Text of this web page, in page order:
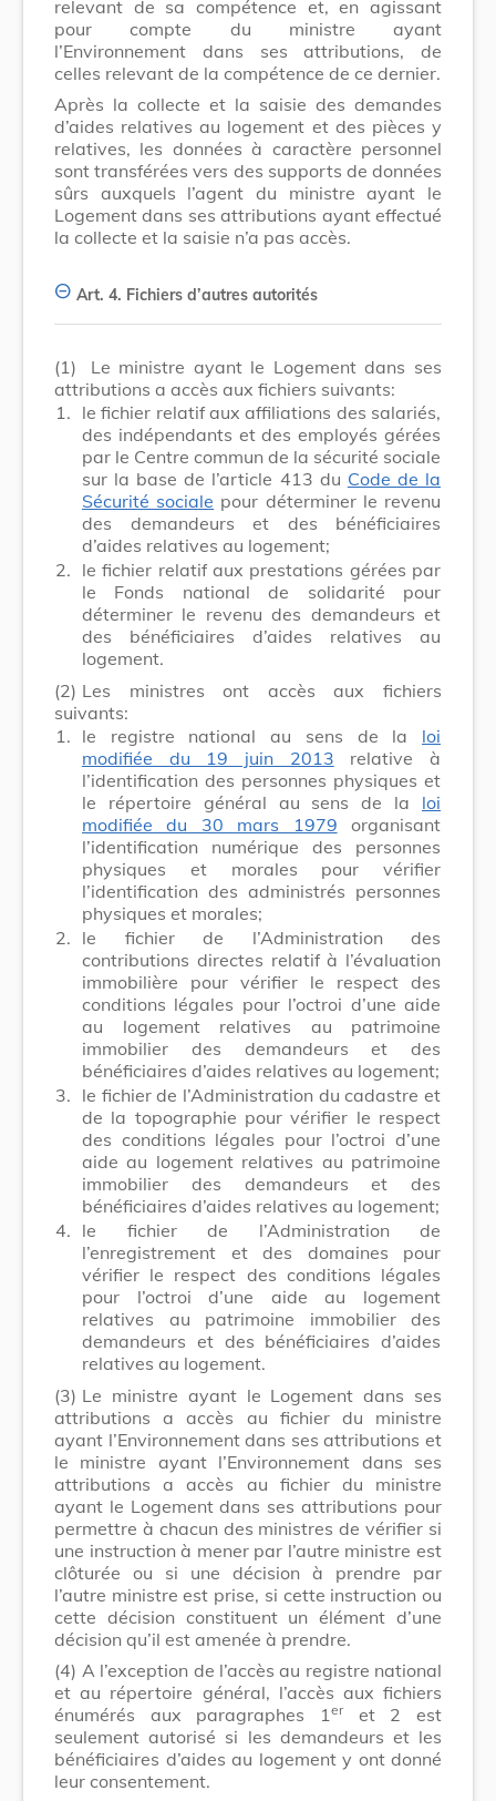
relevant de sa compétence et, en agissant
pour compte du ministre ayant
l’Environnement dans ses attributions, de
celles relevant de la compétence de ce dernier.
Après la collecte et la saisie des demandes
d’aides relatives au logement et des pièces y
relatives, les données à caractère personnel
sont transférées vers des supports de données
sûrs auxquels l’agent du ministre ayant le
Logement dans ses attributions ayant effectué
la collecte et la saisie n’a pas accès.
Art. 4. Fichiers d’autres autorités
(1)
Le ministre ayant le Logement dans ses
attributions a accès aux fichiers suivants:
1. le fichier relatif aux affiliations des salariés,
des indépendants et des employés gérées
par le Centre commun de la sécurité sociale
sur la base de l’article 413 du Code de la
Sécurité sociale pour déterminer le revenu
des demandeurs et des bénéficiaires
d’aides relatives au logement;
2. le fichier relatif aux prestations gérées par
le Fonds national de solidarité pour
déterminer le revenu des demandeurs et
des bénéficiaires d’aides relatives au
logement.
(2) Les ministres ont accès aux fichiers
suivants:
1. le registre national au sens de la loi
modifiée du 19 juin 2013 relative à
l’identification des personnes physiques et
le répertoire général au sens de la loi
modifiée du 30 mars 1979 organisant
l’identification numérique des personnes
physiques et morales pour vérifier
l’identification des administrés personnes
physiques et morales;
2. le fichier de l’Administration des
contributions directes relatif à l’évaluation
immobilière pour vérifier le respect des
conditions légales pour l’octroi d’une aide
au logement relatives au patrimoine
immobilier des demandeurs et des
bénéficiaires d’aides relatives au logement;
3. le fichier de l’Administration du cadastre et
de la topographie pour vérifier le respect
des conditions légales pour l’octroi d’une
aide au logement relatives au patrimoine
immobilier des demandeurs et des
bénéficiaires d’aides relatives au logement;
4. le fichier de l’Administration de
l’enregistrement et des domaines pour
vérifier le respect des conditions légales
pour l’octroi d’une aide au logement
relatives au patrimoine immobilier des
demandeurs et des bénéficiaires d’aides
relatives au logement.
(3) Le ministre ayant le Logement dans ses
attributions a accès au fichier du ministre
ayant l’Environnement dans ses attributions et
le ministre ayant l’Environnement dans ses
attributions a accès au fichier du ministre
ayant le Logement dans ses attributions pour
permettre à chacun des ministres de vérifier si
une instruction à mener par l’autre ministre est
clôturée ou si une décision à prendre par
l’autre ministre est prise, si cette instruction ou
cette décision constituent un élément d’une
décision qu’il est amenée à prendre.
(4) A l’exception de l’accès au registre national
et au répertoire général, l’accès aux fichiers
énumérés aux paragraphes 1 eret 2 est
seulement autorisé si les demandeurs et les
bénéficiaires d’aides au logement y ont donné
leur consentement.